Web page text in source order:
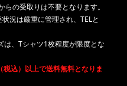
らの受取りは不要となります。
況は厳重に管理され、TELと
、Tシャツ1枚程度が限度とな
込）以上で送料無料となりま